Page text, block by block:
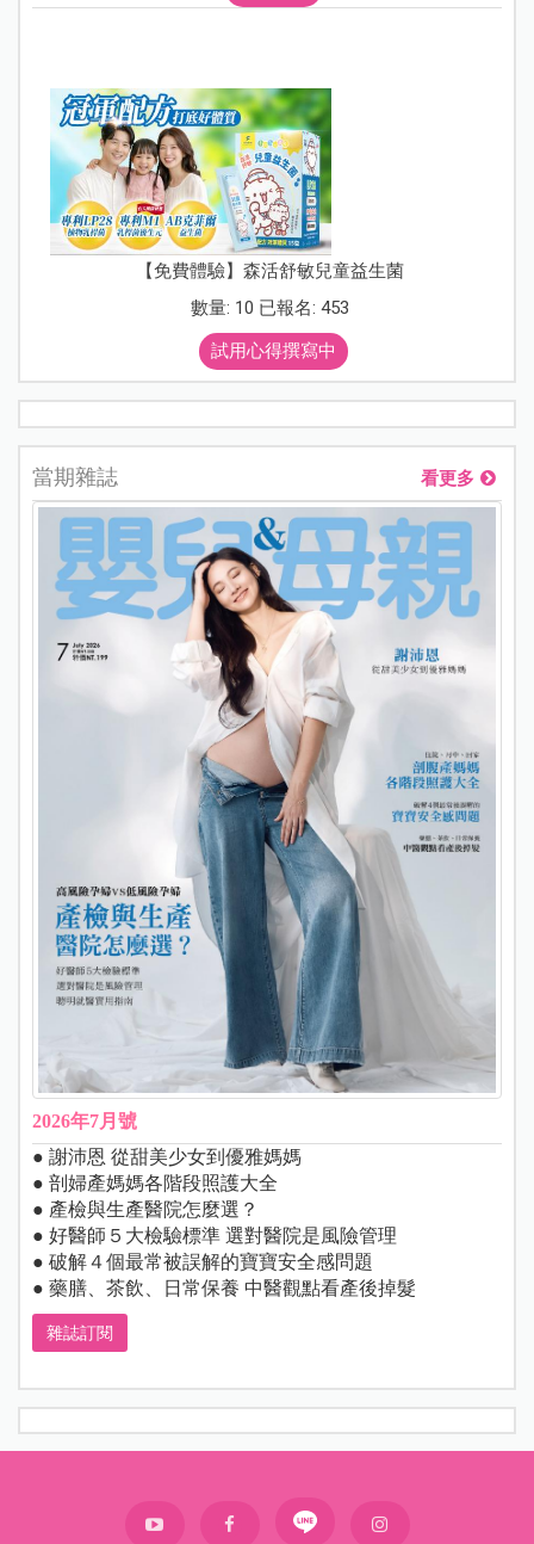
【免費體驗】森活舒敏兒童益生菌
數量: 10 已報名: 453
試用心得撰寫中
當期雜誌 看更多
2026年7月號
● 謝沛恩 從甜美少女到優雅媽媽
● 剖婦產媽媽各階段照護大全
● 產檢與生產醫院怎麼選？
● 好醫師５大檢驗標準 選對醫院是風險管理
● 破解４個最常被誤解的寶寶安全感問題
● 藥膳、茶飲、日常保養 中醫觀點看產後掉髮
雜誌訂閱